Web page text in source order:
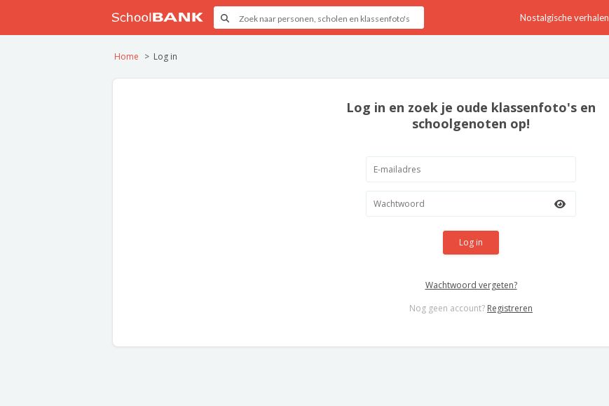
Nostalgische verhalen
Home Log in
Log in en zoek je oude klassenfoto's en
schoolgenoten op!
Log in
Wachtwoord vergeten?
Nog geen account? Registreren